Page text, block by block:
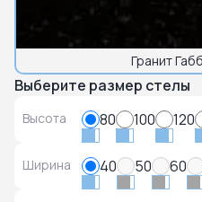
Гранит
Выберите размер стелы
Высота 80 100 120
Ширина 40 50 60